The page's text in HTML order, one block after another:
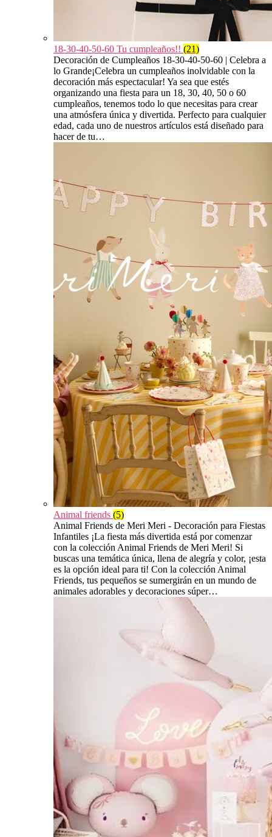
18-30-40-50-60 Tu cumpleaños!! (21)
Decoración de Cumpleaños 18-30-40-50-60 | Celebra a
lo Grande¡Celebra un cumpleaños inolvidable con la
decoración más espectacular! Ya sea que estés
organizando una fiesta para un 18, 30, 40, 50 o 60
cumpleaños, tenemos todo lo que necesitas para crear
una atmósfera única y divertida. Perfecto para cualquier
edad, cada uno de nuestros artículos está diseñado para
hacer de tu…
Animal friends (5)
Animal Friends de Meri Meri - Decoración para Fiestas
Infantiles ¡La fiesta más divertida está por comenzar
con la colección Animal Friends de Meri Meri! Si
buscas una temática única, llena de alegría y color, ¡esta
es la opción ideal para ti! Con la colección Animal
Friends, tus pequeños se sumergirán en un mundo de
animales adorables y decoraciones súper…